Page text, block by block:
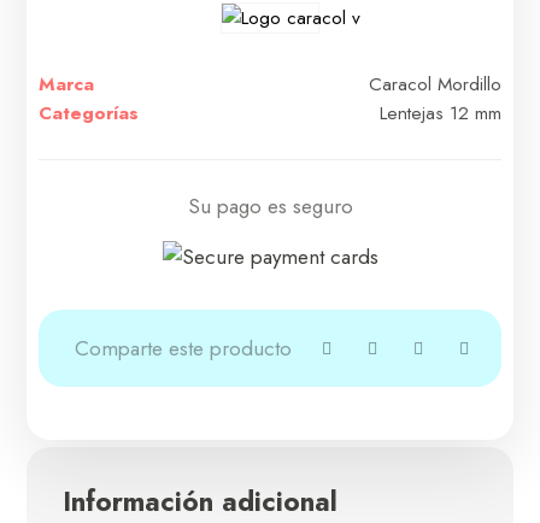
Marca
Caracol Mordillo
Categorías
Lentejas 12 mm
Su pago es seguro
Información adicional